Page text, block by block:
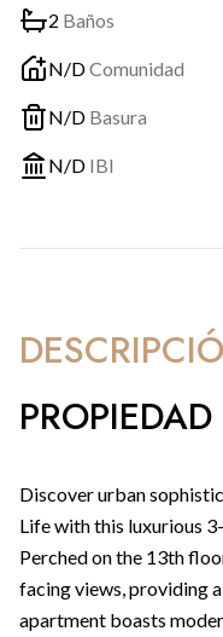
2 Baños
N/DComunidad
N/D Basura
N/D IBI
PROPIEDAD
Discover urban
Life with this luxurious
Perched on the 13th
facing views, providing
apartment boasts